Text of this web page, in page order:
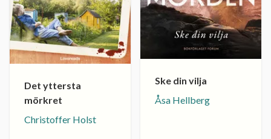
Det yttersta
mörkret
Christoffer Holst
Ske din vilja
Åsa Hellberg